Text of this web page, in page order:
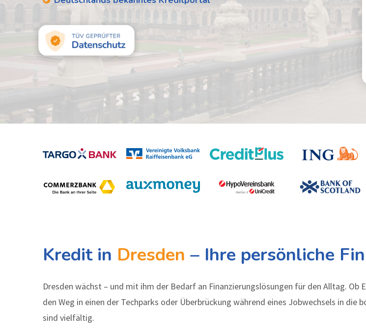
Kredit in Dresden – Ihre persönliche
Dresden wächst – und mit ihm der Bedarf an Finanzierungslösungen für den Alltag.
den Weg in einen der Techparks oder Überbrückung während eines Jobwechsels in
sind vielfältig.